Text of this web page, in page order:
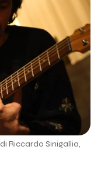
Riccardo Sinigallia,